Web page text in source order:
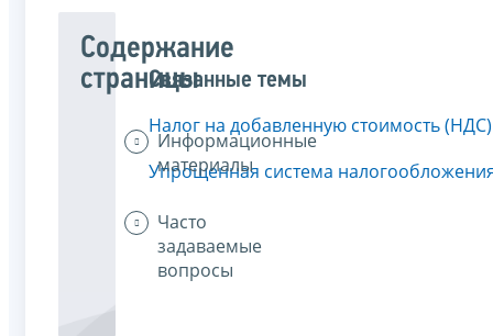
Содержание
страницы
Информационные
материалы
Часто
задаваемые
вопросы
Связанные темы
Налог на добавленную стоимость (НДС)
Упрощенная система